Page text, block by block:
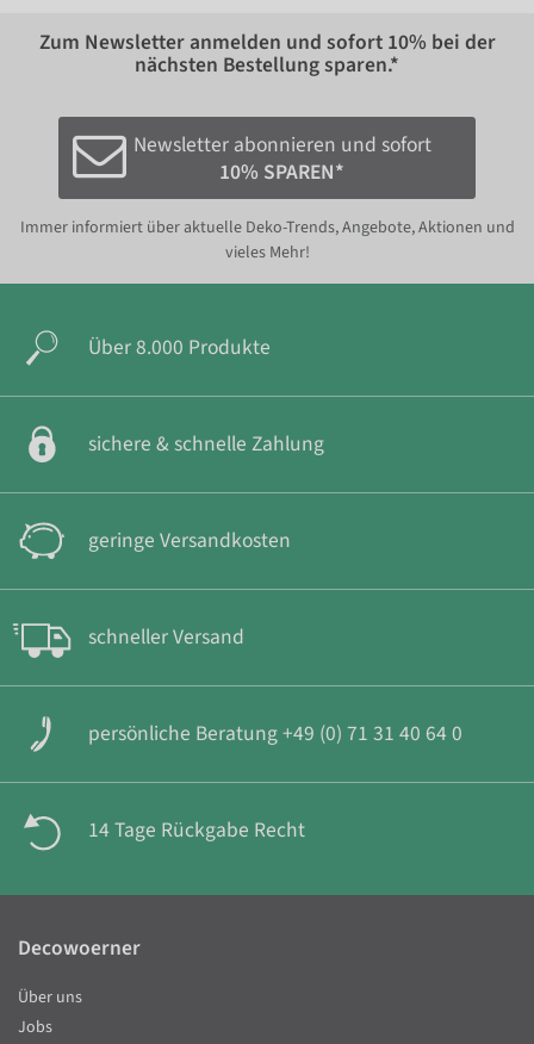
Zum Newsletter anmelden und sofort 10% bei der
nächsten Bestellung sparen.*
Newsletter abonnieren und sofort
10% SPAREN*
Immer informiert über aktuelle Deko-Trends, Angebote, Aktionen und
vieles Mehr!
Über 8.000 Produkte
sichere & schnelle Zahlung
geringe Versandkosten
schneller Versand
persönliche Beratung +49 (0) 71 31 40 64 0
14 Tage Rückgabe Recht
Decowoerner
Über uns
Jobs